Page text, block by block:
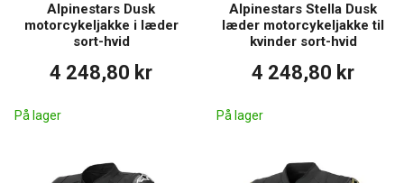
Alpinestars Dusk
motorcykeljakke i læder
sort-hvid
4 248,80 kr
På lager
Alpinestars Stella Dusk
læder motorcykeljakke til
kvinder sort-hvid
4 248,80 kr
På lager